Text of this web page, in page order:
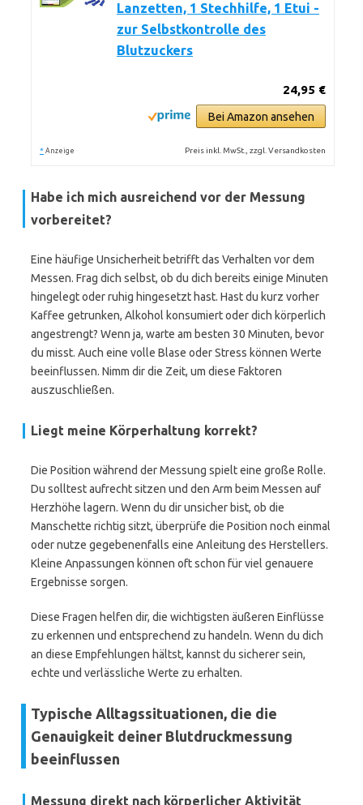
Lanzetten, 1 Stechhilfe, 1 Etui -
zur Selbstkontrolle des
Blutzuckers
24,95 €
Bei Amazon ansehen
* Anzeige Preis inkl. MwSt., zzgl. Versandkosten
Habe ich mich ausreichend vor der Messung
vorbereitet?
Eine häufige Unsicherheit betrifft das Verhalten vor dem
Messen. Frag dich selbst, ob du dich bereits einige Minuten
hingelegt oder ruhig hingesetzt hast. Hast du kurz vorher
Kaffee getrunken, Alkohol konsumiert oder dich körperlich
angestrengt? Wenn ja, warte am besten 30 Minuten, bevor
du misst. Auch eine volle Blase oder Stress können Werte
beeinflussen. Nimm dir die Zeit, um diese Faktoren
auszuschließen.
Liegt meine Körperhaltung korrekt?
Die Position während der Messung spielt eine große Rolle.
Du solltest aufrecht sitzen und den Arm beim Messen auf
Herzhöhe lagern. Wenn du dir unsicher bist, ob die
Manschette richtig sitzt, überprüfe die Position noch einmal
oder nutze gegebenenfalls eine Anleitung des Herstellers.
Kleine Anpassungen können oft schon für viel genauere
Ergebnisse sorgen.
Diese Fragen helfen dir, die wichtigsten äußeren Einflüsse
zu erkennen und entsprechend zu handeln. Wenn du dich
an diese Empfehlungen hältst, kannst du sicherer sein,
echte und verlässliche Werte zu erhalten.
Typische Alltagssituationen, die die
Genauigkeit deiner Blutdruckmessung
beeinflussen
Messung direkt nach körperlicher Aktivität